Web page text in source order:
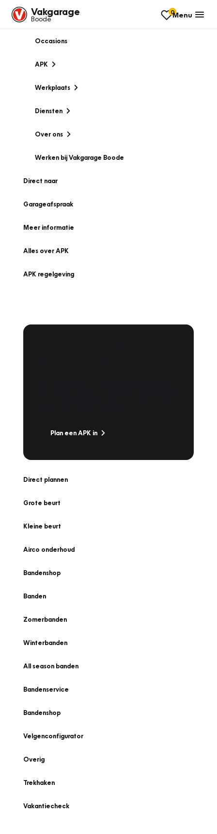
Vakgarage
Boode
0Menu
Occasions
APK
Werkplaats
Diensten
Over ons
Werken bij Vakgarage Boode
Direct naar
Garageafspraak
Meer informatie
Alles over APK
APK regelgeving
Plan een APK in
Direct plannen
Grote beurt
Kleine beurt
Airco onderhoud
Bandenshop
Banden
Zomerbanden
Winterbanden
All season banden
Bandenservice
Bandenshop
Velgenconfigurator
Overig
Trekhaken
Vakantiecheck